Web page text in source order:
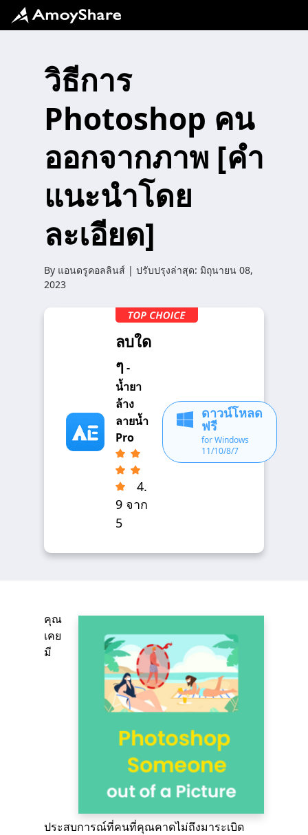
วิธีการ
Photoshop คน
ออกจากภาพ [คำ
แนะนำโดย
ละเอียด]
By แอนดรูคอลลินส์ | ปรับปรุงล่าสุด: มิถุนายน 08,
2023
ลบใด
ๆ -
น้ำยา
ล้าง
ลายน้ำ
Pro
4.
9 จาก
5
ดาวน์โหลด
ฟรี
for Windows
11/10/8/7
คุณ
เคย
มี
ประสบการณ์ที่คนที่คุณคาดไม่ถึงมาระเบิด